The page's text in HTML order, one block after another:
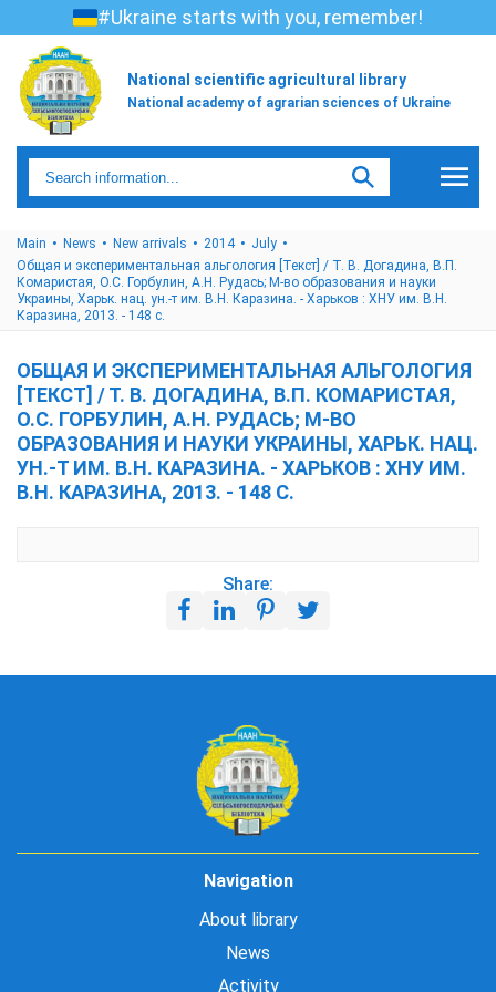
#Ukraine starts with you, remember!
National scientific agricultural library
National academy of agrarian sciences of Ukraine
Main News New arrivals 2014
July
Общая и экспериментальная альгология [Текст] / Т. В. Догадина, В.П.
Комаристая, О.С. Горбулин, А.Н. Рудась; М-во образования и науки
Украины, Харьк. нац. ун.-т им. В.Н. Каразина. - Харьков : ХНУ им. В.Н.
Каразина, 2013. - 148 с.
ОБЩАЯ И ЭКСПЕРИМЕНТАЛЬНАЯ АЛЬГОЛОГИЯ
[ТЕКСТ] / Т. В. ДОГАДИНА, В.П. КОМАРИСТАЯ,
О.С. ГОРБУЛИН, А.Н. РУДАСЬ; М-ВО
ОБРАЗОВАНИЯ И НАУКИ УКРАИНЫ, ХАРЬК. НАЦ.
УН.-Т ИМ. В.Н. КАРАЗИНА. - ХАРЬКОВ : ХНУ ИМ.
В.Н. КАРАЗИНА, 2013. - 148 С.
Share:
Navigation
About library
News
Activity